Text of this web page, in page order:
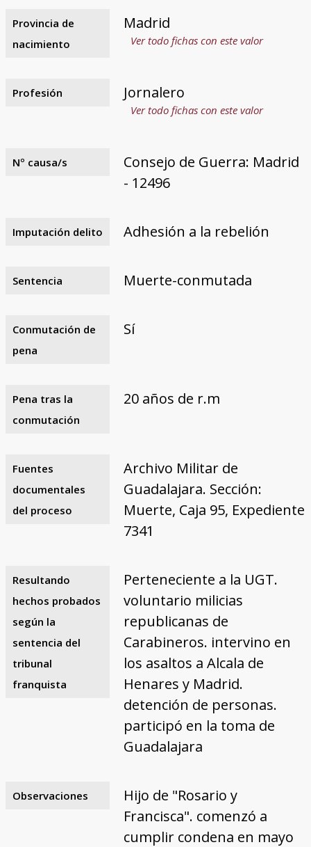
Provincia de
nacimiento
Madrid
Ver todo fichas con este valor
Profesión Jornalero
Ver todo fichas con este valor
Nº causa/s
Consejo de Guerra: Madrid
- 12496
Imputación delito Adhesión a la rebelión
Sentencia Muerte-conmutada
Conmutación de
pena
Sí
Pena tras la
conmutación
20 años de r.m
Fuentes
documentales
del proceso
Archivo Militar de
Guadalajara. Sección:
Muerte, Caja 95, Expediente
7341
Resultando
hechos probados
según la
sentencia del
tribunal
franquista
Perteneciente a la UGT.
voluntario milicias
republicanas de
Carabineros. intervino en
los asaltos a Alcala de
Henares y Madrid.
detención de personas.
participó en la toma de
Guadalajara
Observaciones
Hijo de "Rosario y
Francisca". comenzó a
cumplir condena en mayo